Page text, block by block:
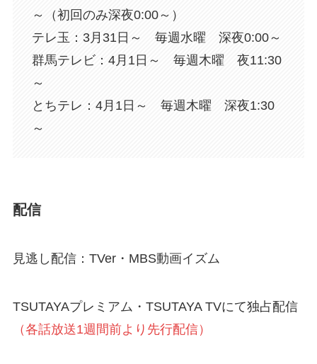
～（初回のみ深夜0:00～）
テレ玉：3月31日～ 毎週水曜 深夜0:00～
群馬テレビ：4月1日～ 毎週木曜 夜11:30
～
とちテレ：4月1日～ 毎週木曜 深夜1:30
～
配信
見逃し配信：TVer・MBS動画イズム
TSUTAYAプレミアム・TSUTAYA TVにて独占配信
（各話放送1週間前より先行配信）